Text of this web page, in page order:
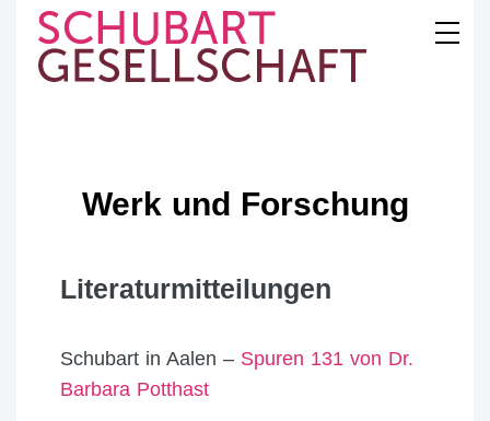
content
GESELLSCHAFT
Werk und Forschung
Literaturmitteilungen
Schubart in Aalen – Spuren 131 von Dr.
Barbara Potthast